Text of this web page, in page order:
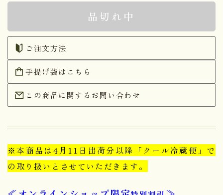
品切れ中
ご注文方法
手提げ袋はこちら
この商品に関するお問い合わせ
※本商品は4月11日出荷分以降「クール冷蔵便」で
の取り扱いとさせていただきます。